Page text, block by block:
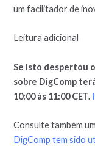
um facilitador de
Leitura adicional
Se isto despertou
sobre DigComp
10:00 às 11:00 CET.
Consulte também
DigComp tem sido